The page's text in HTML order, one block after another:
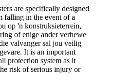
are specifically designed
falling in the event of a
op 'n konstruksieterrein,
of enige ander verhewe
valvanger sal jou veilig
It is an important
protection system as it
risk of serious injury or